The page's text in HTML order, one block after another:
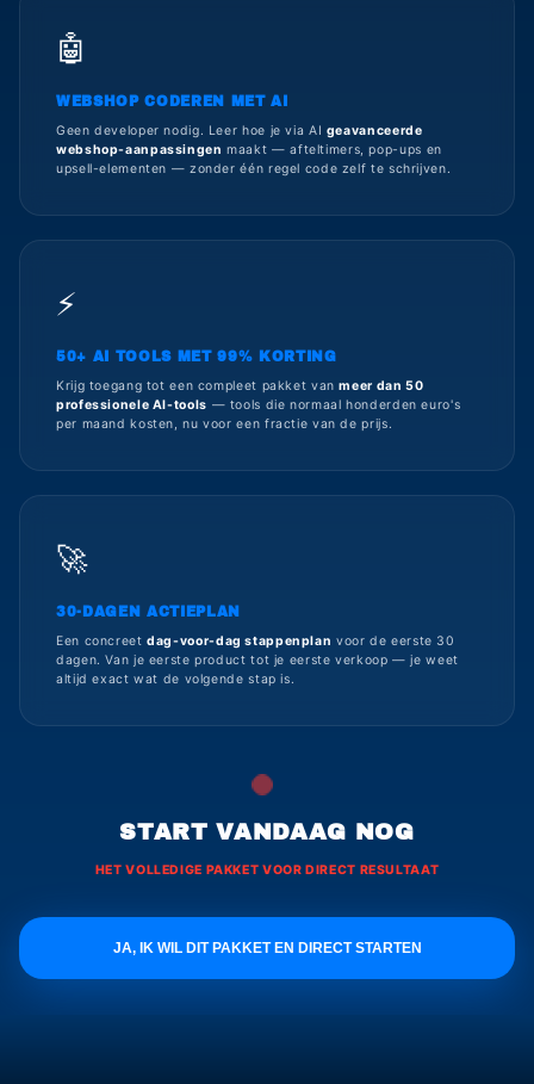
🤖
WEBSHOP CODEREN MET AI
Geen developer nodig. Leer hoe je via AI geavanceerde
webshop-aanpassingen maakt — afteltimers, pop-ups en
upsell-elementen — zonder één regel code zelf te schrijven.
⚡
50+ AI TOOLS MET 99% KORTING
Krijg toegang tot een compleet pakket vanmeer dan 50
professionele AI-tools — tools die normaal honderden euro's
per maand kosten, nu voor een fractie van de prijs.
🚀
30-DAGEN ACTIEPLAN
Een concreetdag-voor-dag stappenplan voor de eerste 30
dagen. Van je eerste product tot je eerste verkoop — je weet
altijd exact wat de volgende stap is.
START VANDAAG NOG
HET VOLLEDIGE PAKKET VOOR DIRECT RESULTAAT
JA, IK WIL DIT PAKKET EN DIRECT STARTEN